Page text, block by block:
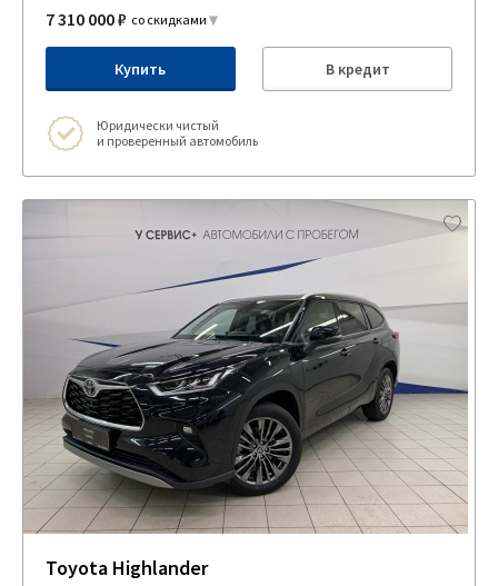
7 310 000 ₽ со скидками
Купить В кредит
Юридически чистый
и проверенный автомобиль
Toyota Highlander